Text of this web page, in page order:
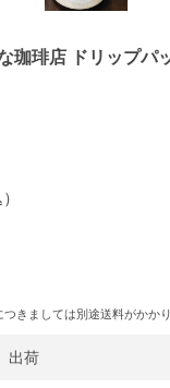
珈琲店 ドリップパ
きましては別途送料がかかり
出荷